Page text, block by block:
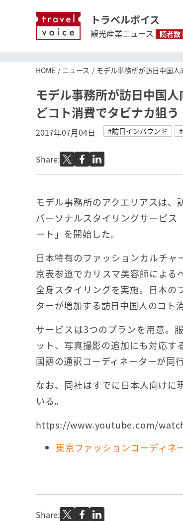
トラベルボイス
観光産業ニュース 読者数
HOME ニュース モデル事務所が訪日中国人
モデル事務所が訪日中国
どコト消費でタビナカ狙う
2017年07月04日 #訪日インバウンド
Share:
モデル事務所のアクエリアスは、
パーソナルスタイリングサービス
ート」を開始した。
日本特有のファッションカルチャ
京表参道でカリスマ美容師による
全身スタイリングを実施。日本の
ターが増加する訪日中国人のコト
サービスは3つのプランを用意。
ット、写真撮影の追加にも対応
国語の通訳コーディネーターが同
なお、同社はすでに日本人向けに
いる。
https://www.youtube.com/
東京ファッションコーディネ
Share: